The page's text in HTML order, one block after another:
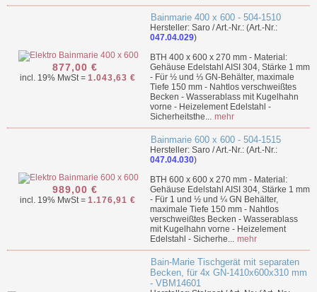
877,00 €
incl. 19% MwSt = 1.043,63 €
Bainmarie 400 x 600 - 504-1510
Hersteller: Saro / Art.-Nr.: (Art.-Nr.:
047.04.029)
BTH 400 x 600 x 270 mm - Material:
Gehäuse Edelstahl AISI 304, Stärke 1 mm
- Für ½ und ⅓ GN-Behälter, maximale
Tiefe 150 mm - Nahtlos verschweißtes
Becken - Wasserablass mit Kugelhahn
vorne - Heizelement Edelstahl -
Sicherheitsthe... mehr
989,00 €
incl. 19% MwSt = 1.176,91 €
Bainmarie 600 x 600 - 504-1515
Hersteller: Saro / Art.-Nr.: (Art.-Nr.:
047.04.030)
BTH 600 x 600 x 270 mm - Material:
Gehäuse Edelstahl AISI 304, Stärke 1 mm
- Für 1 und ½ und ¼ GN Behälter,
maximale Tiefe 150 mm - Nahtlos
verschweißtes Becken - Wasserablass
mit Kugelhahn vorne - Heizelement
Edelstahl - Sicherhe... mehr
Bain-Marie Tischgerät mit separaten
Becken, für 4x GN-1410x600x310 mm
- VBM14601